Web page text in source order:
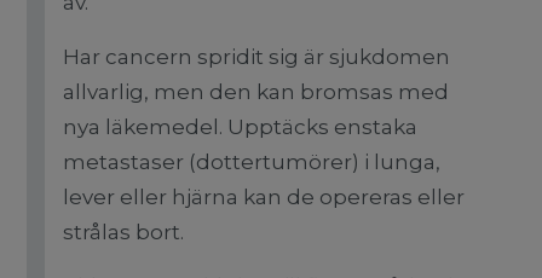
Har cancern spridit sig är sjukdomen
allvarlig, men den kan bromsas med
nya läkemedel. Upptäcks enstaka
metastaser (dottertumörer) i lunga,
lever eller hjärna kan de opereras eller
strålas bort.